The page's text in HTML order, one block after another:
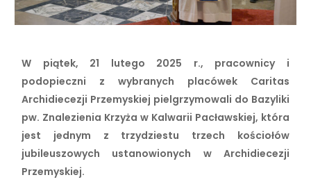
W piątek, 21 lutego 2025 r., pracownicy i
podopieczni z wybranych placówek Caritas
Archidiecezji Przemyskiej pielgrzymowali do Bazyliki
pw. Znalezienia Krzyża w Kalwarii Pacławskiej, która
jest jednym z trzydziestu trzech kościołów
jubileuszowych ustanowionych w Archidiecezji
Przemyskiej.